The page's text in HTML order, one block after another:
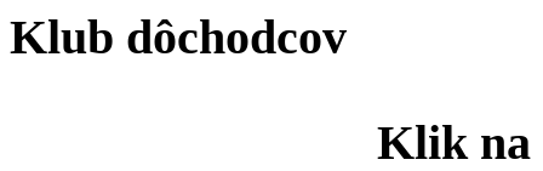
Klub dôchodcov
Klik na